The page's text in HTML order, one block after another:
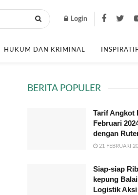
Login
HUKUM DAN KRIMINAL INSPIRATIF
BERITA POPULER
Tarif Angkot
Februari
dengan
21 FEBRUARI
Siap-siap
kepung
Logistik Aksi